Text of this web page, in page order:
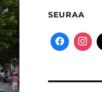
SEURAA